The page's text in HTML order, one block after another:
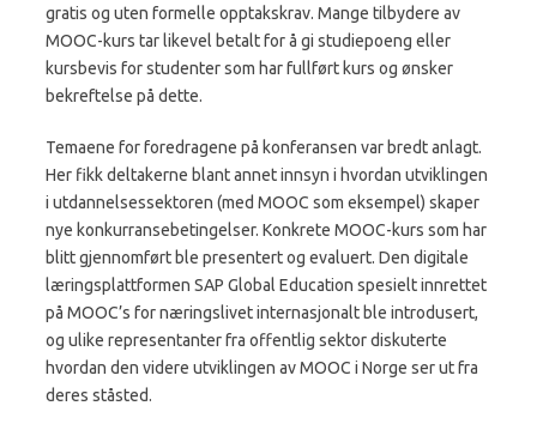
gratis og uten formelle opptakskrav. Mange tilbydere av
MOOC-kurs tar likevel betalt for å gi studiepoeng eller
kursbevis for studenter som har fullført kurs og ønsker
bekreftelse på dette.
Temaene for foredragene på konferansen var bredt anlagt.
Her fikk deltakerne blant annet innsyn i hvordan utviklingen
i utdannelsessektoren (med MOOC som eksempel) skaper
nye konkurransebetingelser. Konkrete MOOC-kurs som har
blitt gjennomført ble presentert og evaluert. Den digitale
læringsplattformen SAP Global Education spesielt innrettet
på MOOC’s for næringslivet internasjonalt ble introdusert,
og ulike representanter fra offentlig sektor diskuterte
hvordan den videre utviklingen av MOOC i Norge ser ut fra
deres ståsted.